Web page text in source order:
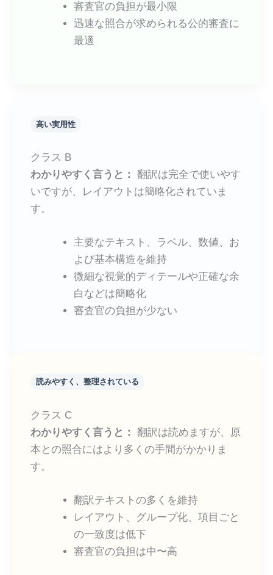
審査官の負担が最小限
迅速な照合が求められる公的審査に
最適
高い実用性
クラス B
わかりやすく言うと：
翻訳は完全で使いやす
いですが、レイアウトは簡略化されていま
す。
主要なテキスト、ラベル、数値、お
よび基本構造を維持
微細な視覚的ディテールや正確な余
白などは簡略化
審査官の負担が少ない
読みやすく、整理されている
クラス C
わかりやすく言うと：
翻訳は読めますが、原
本との照合にはより多くの手間がかかりま
す。
翻訳テキストの多くを維持
レイアウト、グループ化、項目ごと
の一致度は低下
審査官の負担は中〜高